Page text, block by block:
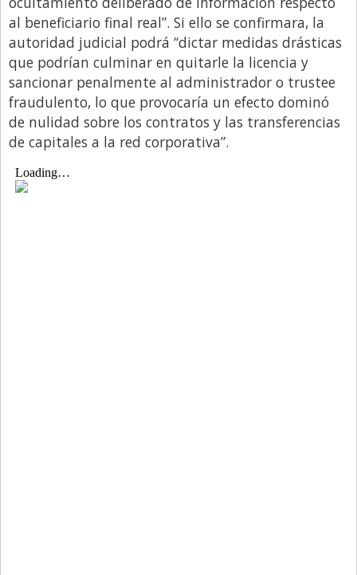
al beneficiario final real”. Si ello se confirmara, la
autoridad judicial podrá “dictar medidas drásticas
que podrían culminar en quitarle la licencia y
sancionar penalmente al administrador o trustee
fraudulento, lo que provocaría un efecto dominó
de nulidad sobre los contratos y las transferencias
de capitales a la red corporativa”.